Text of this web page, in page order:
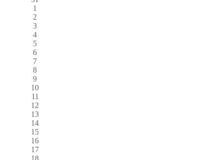
1
2
3
4
5
6
7
8
9
10
11
12
13
14
15
16
17
18